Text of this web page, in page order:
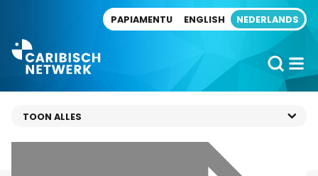
PAPIAMENTU ENGLISH NEDERLANDS